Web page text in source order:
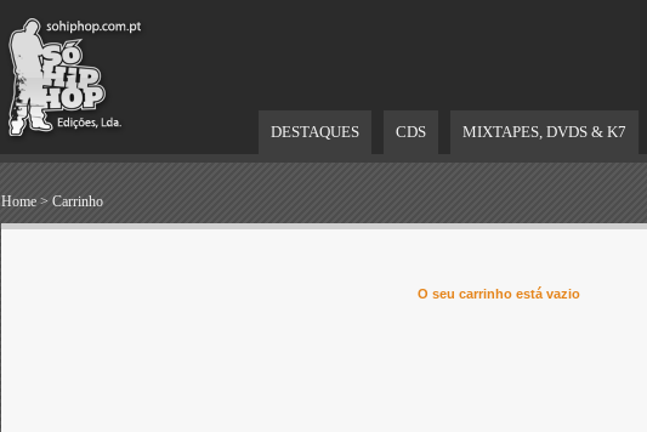
DESTAQUES CDS MIXTAPES, DVDS & K7
Home > Carrinho
O seu carrinho está vazio